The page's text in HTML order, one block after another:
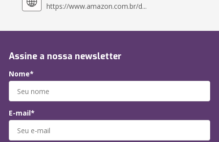
https://www.amazon.com.br/d...
Assine a nossa newsletter
Nome*
E-mail*